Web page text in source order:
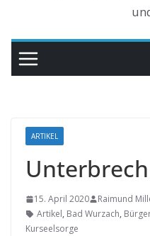
ARTIKEL
15. April 2020 Raimund
Artikel, Bad Wurzach,
Kurseelsorge